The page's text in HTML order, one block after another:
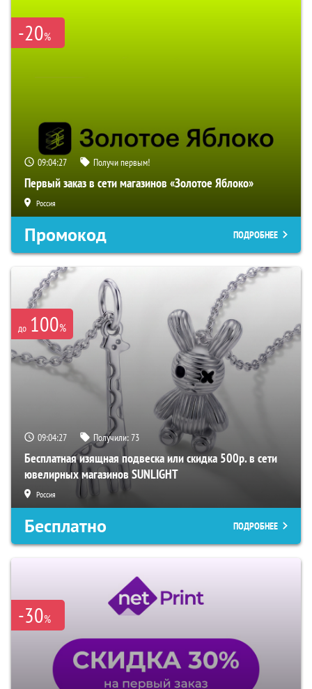
-20%
09:04:26 Получи первым!
Первый заказ в сети магазинов «Золотое Яблоко»
Россия
Промокод ПОДРОБНЕЕ
до 100%
09:04:26 Получили:73
Бесплатная изящная подвеска или скидка 500р. в сети
ювелирных магазинов SUNLIGHT
Россия
Бесплатно ПОДРОБНЕЕ
-30%